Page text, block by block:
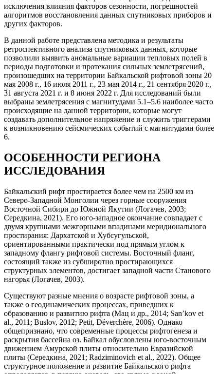
исключения влияния факторов сезонности, погрешностей
алгоритмов восстановления данных спутниковых приборов и
других факторов.
В данной работе представлена методика и результаты
ретроспективного анализа спутниковых данных, которые
позволили выявить аномальные вариации тепловых полей в
периоды подготовки и протекания сильных землетрясений,
произошедших на территории Байкальской рифтовой зоны 20
мая 2008 г., 16 июля 2011 г., 23 мая 2014 г., 21 сентября 2020 г.,
31 августа 2021 г. и 8 июня 2022 г. Для исследований были
выбраны землетрясения с магнитудами 5.1–5.6 наиболее часто
происходящие на данной территории, которые могут
создавать дополнительное напряжение и служить триггерами
к возникновению сейсмических событий с магнитудами более
6.
ОСОБЕННОСТИ РЕГИОНА
ИССЛЕДОВАНИЯ
Байкальский рифт простирается более чем на 2500 км из
Северо-Западной Монголии через горные сооружения
Восточной Сибири до Южной Якутии (Логачев, 2003;
Середкина, 2021). Его юго-западное окончание совпадает с
двумя крупными межгорными впадинами меридионального
простирания: Дархатской и Хубсугульской,
ориентированными практически под прямым углом к
западному флангу рифтовой системы. Восточный фланг,
состоящий также из субширотно простирающихся
структурных элементов, достигает западной части Станового
нагорья (Логачев, 2003).
Существуют разные мнения о возрасте рифтовой зоны, а
также о геодинамических процессах, приведших к
образованию и развитию рифта (Мац и др., 2014; San’kov et
al., 2011; Buslov, 2012; Petit, Déverchère, 2006). Однако
общепризнано, что современные процессы рифтогенеза и
раскрытия бассейна оз. Байкал обусловлены юго-восточным
движением Амурской плиты относительно Евразийской
плиты (Середкина, 2021; Radziminovich et al., 2022). Общее
структурное положение и развитие Байкальского рифта